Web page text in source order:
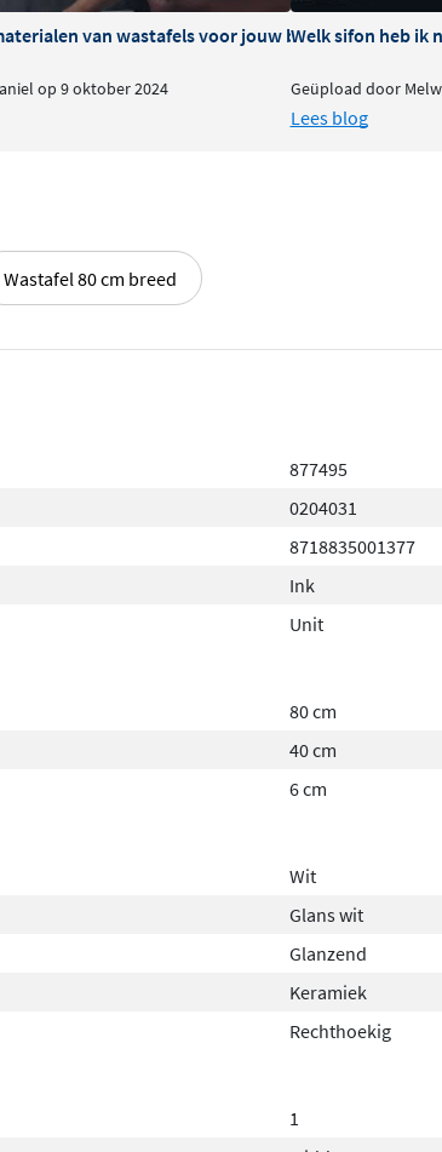
van wastafels voor jouw badkamer
op 9 oktober 2024
Welk sifon heb ik
Geüpload door
Lees blog
Wastafel 80 cm breed
877495
0204031
8718835001377
Ink
Unit
80 cm
40 cm
6 cm
Wit
Glans wit
Glanzend
Keramiek
Rechthoekig
1